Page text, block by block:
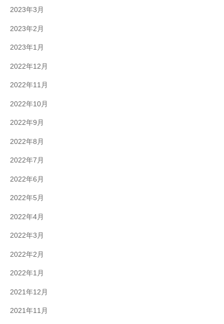
2023年3月
2023年2月
2023年1月
2022年12月
2022年11月
2022年10月
2022年9月
2022年8月
2022年7月
2022年6月
2022年5月
2022年4月
2022年3月
2022年2月
2022年1月
2021年12月
2021年11月